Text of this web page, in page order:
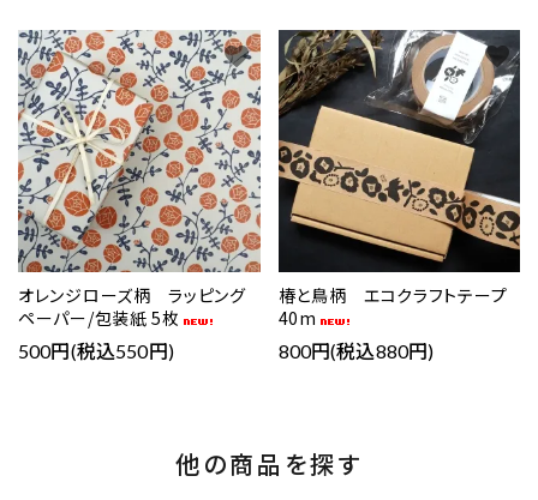
オレンジローズ柄 ラッピング
ペーパー/包装紙 5枚
500円(税込550円)
favorite
椿と鳥柄 エコクラフトテープ
40m
800円(税込880円)
favorite
他の商品を探す